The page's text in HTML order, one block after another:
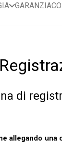
GARANZIA
di
allegando